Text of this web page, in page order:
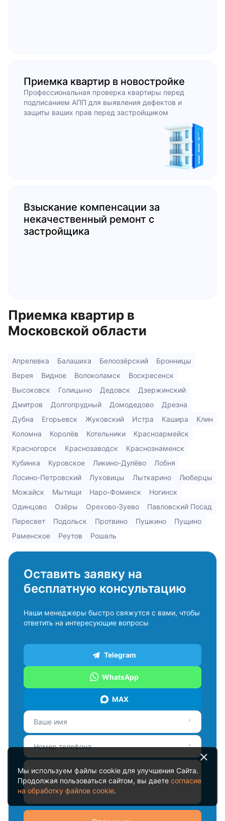
Приемка квартир в новостройке
Профессиональная проверка квартиры перед
подписанием АПП для выявления дефектов и
защиты ваших прав перед застройщиком
Взыскание компенсации за
некачественный ремонт с
застройщика
Приемка квартир в
Московской области
Апрелевка Балашиха Белоозёрский
Бронницы
Верея
Видное Волоколамск
Воскресенск
Высоковск
Голицыно Дедовск
Дзержинский
Дмитров
Долгопрудный Домодедово
Дрезна
Дубна
Егорьевск Жуковский Истра Кашира
Клин
Коломна
Королёв Котельники
Красноармейск
Красногорск
Краснозаводск
Краснознаменск
Кубинка
Куровское Ликино-Дулёво
Лобня
Лосино-Петровский
Луховицы Лыткарино
Люберцы
Можайск
Мытищи Наро-Фоминск
Ногинск
Одинцово
Озёры Орехово-Зуево
Павловский Посад
Пересвет
Подольск Протвино Пушкино
Пущино
Раменское
Реутов Рошаль
Оставить заявку на
бесплатную консультацию
Наши менеджеры быстро свяжутся с вами, чтобы
ответить на интересующие вопросы
Telegram
WhatsApp
MAX
Ваше имя
Номер телефона
Мы используем файлы cookie для улучшения Сайта.
Продолжая пользоваться сайтом, вы даете согласие
на обработку файлов cookie.